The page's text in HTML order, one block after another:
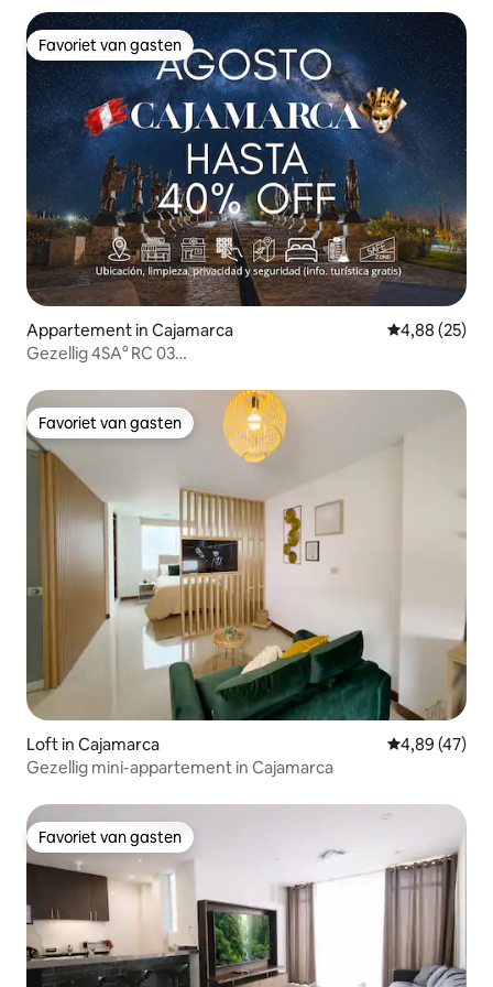
Favoriet van gasten
Favoriet van gasten
Appartement in Cajamarca Gemiddelde
4,88 (25)
Gezellig 4SA° RC 03
Favoriet van gasten
Favoriet van gasten
Loft in Cajamarca Gemiddelde
4,89 (47)
Gezellig mini-appartement in Cajamarca
Favoriet van gasten
Favoriet van gasten